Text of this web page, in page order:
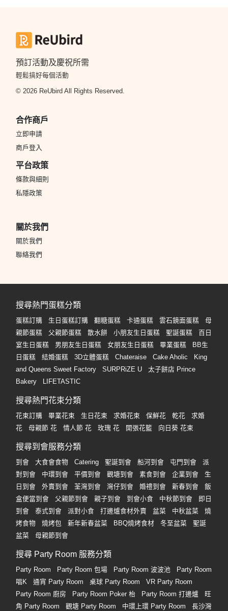
預訂活動及慶祝所需
輕鬆搞好每個活動
© 2026 ReUbird All Rights Reserved.
合作商戶
立即申請
商戶登入
平台政策
條款與細則
私隱政策
關於我們
關於我們
聯絡我們
搜尋熱門蛋糕分類
蛋糕訂購 生日蛋糕訂購 翻糖蛋糕 卡通蛋糕 雲石鏡面蛋糕
母
親節蛋糕
父親節蛋糕 散水餅 小朋友生日蛋糕 聖誕蛋糕
百日
宴生日蛋糕
男朋友生日蛋糕 女朋友生日蛋糕 畢業蛋糕
BB生
日蛋糕
結婚蛋糕 3D立體蛋糕 Chateraise Cake Aholic
King
and Queens Sweet Factory
SURPRiZE U
太子餅店 Prince
Bakery
LIFETASTIC
搜尋熱門花束分類
花束訂購 畢業花束 生日花束 求婚花束 保鮮花 乾花
求婚
花
母親節 花 情人節 花 玫瑰 花 開張花籃 向日葵 花束
搜尋到會服務分類
到會 大食會食物 Catering 聖誕到會 船河到會 屯門到會
派
對到會
中環到會 平價到會 觀塘到會 素食到會 企業到會
生
日到會
外賣到會 荃灣到會 灣仔到會 婚禮到會 新春到會
飯
盒便當到會
父親節到會 親子到會 到會小食 中秋節到會
即日
到會
泰式到會 派對小食 打邊爐食材外賣 盆菜 中秋盆菜
燒
烤食物
燒烤包 新年新春盆菜 BBQ燒烤食材 冬至盆菜
聖誕
盆菜
母親節到會
搜尋 Party Room 服務分類
Party Room Party Room 包場 Party Room 波波池
Party Room
唱K
通宵 Party Room 桌球 Party Room
VR Party Room
Party Room 廚房
Party Room Poker 枱 Party Room 打邊爐
旺
角 Party Room
觀塘 Party Room 中環上環 Party Room 長沙灣